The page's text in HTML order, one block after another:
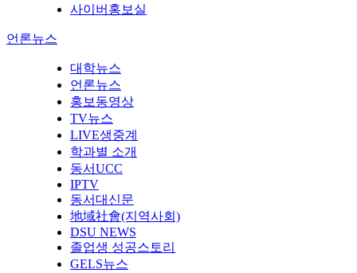
사이버홍보실
언론뉴스
대학뉴스
언론뉴스
홍보동영상
TV뉴스
LIVE생중계
학과별 소개
동서UCC
IPTV
동서대신문
地域社會(지역사회)
DSU NEWS
졸업생 성공스토리
GELS뉴스